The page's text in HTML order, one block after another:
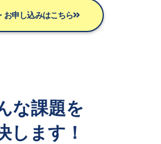
お申し込みはこちら
な課題を
します！